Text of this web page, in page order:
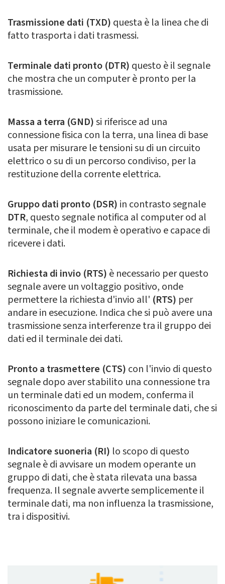
Trasmissione dati (TXD) questa è la linea che di
fatto trasporta i dati trasmessi.
Terminale dati pronto (DTR) questo è il segnale
che mostra che un computer è pronto per la
trasmissione.
Massa a terra (GND)si riferisce ad una
connessione fisica con la terra, una linea di base
usata per misurare le tensioni su di un circuito
elettrico o su di un percorso condiviso, per la
restituzione della corrente elettrica.
Gruppo dati pronto (DSR) in contrasto segnale
DTR, questo segnale notifica al computer od al
terminale, che il modem è operativo e capace di
ricevere i dati.
Richiesta di invio (RTS) è necessario per questo
segnale avere un voltaggio positivo, onde
permettere la richiesta d'invio all' (RTS) per
andare in esecuzione. Indica che si può avere una
trasmissione senza interferenze tra il gruppo dei
dati ed il terminale dei dati.
Pronto a trasmettere (CTS) con l'invio di questo
segnale dopo aver stabilito una connessione tra
un terminale dati ed un modem, conferma il
riconoscimento da parte del terminale dati, che si
possono iniziare le comunicazioni.
Indicatore suoneria (RI) lo scopo di questo
segnale è di avvisare un modem operante un
gruppo di dati, che è stata rilevata una bassa
frequenza. Il segnale avverte semplicemente il
terminale dati, ma non influenza la trasmissione,
tra i dispositivi.